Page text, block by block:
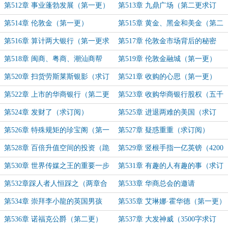
二更求订阅）
第512章 事业蓬勃发展（第一更） 第513章 九鼎广场（第二更求订
阅）
第514章 伦敦金（第一更） 第515章 黄金、黑金和美金（第二
更求订阅）
第516章 算计两大银行（第一更求
订阅）
第517章 伦敦金市场背后的秘密
（求订阅）
第518章 闽商、粤商、潮汕商帮
（二合一）
第519章 伦敦金融城（第一更）
第520章 扫货劳斯莱斯银影（求订
阅）
第521章 收购的心思（第一更）
第522章 上市的华商银行（第二更
求订阅）
第523章 收购华商银行股权（五千
字大章求订阅）
第524章 发财了（求订阅） 第525章 进退两难的美国（求订
阅）
第526章 特殊规矩的珍宝阁（第一
更）
第527章 疑惑重重（求订阅）
第528章 百倍升值空间的投资（跪
求全订）
第529章 竖根手指一亿英镑（4200
字求全订）
第530章 世界传媒之王的重要一步
（求全订）
第531章 有趣的人有趣的事（求订
阅）
第532章踩人者人恒踩之（两章合
一）
第533章 华商总会的邀请
第534章 崇拜李小龍的英国男孩 第535章 艾琳娜·霍华德（第一更）
第536章 诺福克公爵（第二更） 第537章 大发神威（3500字求订